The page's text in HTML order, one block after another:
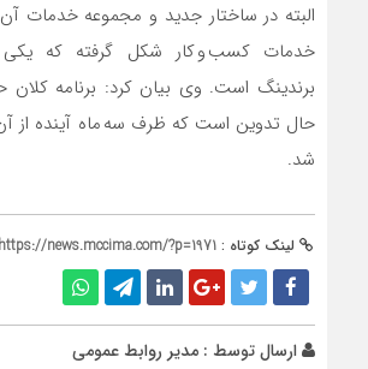
البته در ساختار جدید و مجموعه خدمات آن
خدمات کسب و کار شکل گرفته که
برندینگ است. وی بیان کرد: برنامه کلان
حال تدوین است که ظرف سه ماه آینده از
شد.
لینک کوتاه : https://news.mccima.com/?p=1971
ارسال توسط : مدیر روابط عمومی